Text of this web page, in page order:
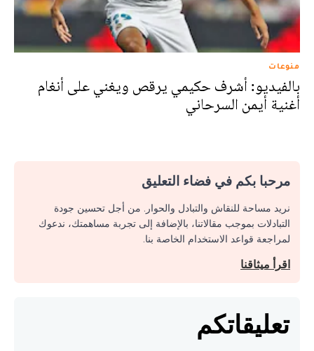
منوعات
بالفيديو: أشرف حكيمي يرقص ويغني على أنغام
أغنية أيمن السرحاني
مرحبا بكم في فضاء التعليق
نريد مساحة للنقاش والتبادل والحوار. من أجل تحسين جودة
التبادلات بموجب مقالاتنا، بالإضافة إلى تجربة مساهمتك، ندعوك
لمراجعة قواعد الاستخدام الخاصة بنا.
اقرأ ميثاقنا
تعليقاتكم